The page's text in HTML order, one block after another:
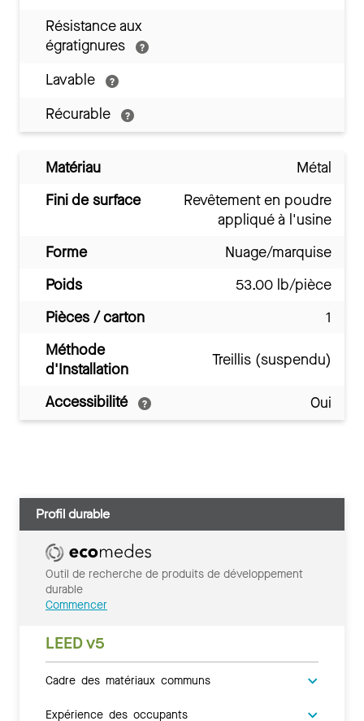
Résistance aux
égratignures
Lavable
Récurable
Matériau
Métal
Fini de surface
Revêtement en poudre
appliqué à l'usine
Forme
Nuage/marquise
Poids
53.00 lb/pièce
Pièces / carton
1
Méthode
d'Installation
Treillis (suspendu)
Accessibilité Oui
Profil durable
Outil de recherche de produits de développement
durable
Commencer
LEED v5
Cadre des matériaux communs
Expérience des occupants